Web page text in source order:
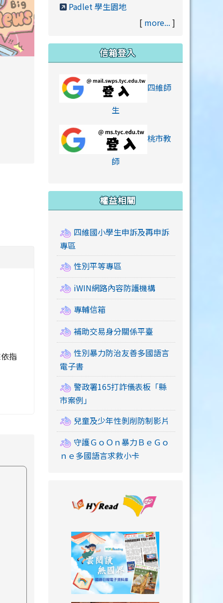
xiaohongshu.html
xiaohongshu.html
指
Padlet 學生園地
[ more... ]
信箱登入
四維師
生link to https://
桃市教
師link to https://
權益相關
四維國小學生申訴及再申訴
專區
性別平等專區
iWIN網路內容防護機構
專輔信箱
補助交易身分關係平臺
性別暴力防治友善多國語言
電子書
警政署165打詐儀表板「縣
市案例」
兒童及少年性剝削防制影片
守護ＧｏＯｎ暴力ＢｅＧｏ
ｎｅ多國語言求救小卡